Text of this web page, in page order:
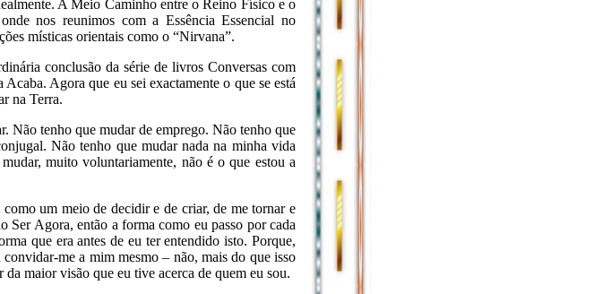
A Meio Caminho entre o Reino Físico e o
nos reunimos com a Essência Essencial no
místicas orientais como o “Nirvana”.
conclusão da série de livros Conversas com
Agora que eu sei exactamente o que se está
na Terra.
Não tenho que mudar de emprego. Não tenho que
Não tenho que mudar nada na minha vida
muito voluntariamente, não é o que estou a
um meio de decidir e de criar, de me tornar e
Agora, então a forma como eu passo por cada
que era antes de eu ter entendido isto. Porque,
me a mim mesmo – não, mais do que isso
maior visão que eu tive acerca de quem eu sou.